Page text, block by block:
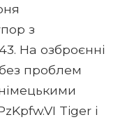
з
На озброєнні
проблем
Tiger і